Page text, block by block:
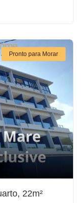
Pronto para Morar
22m²